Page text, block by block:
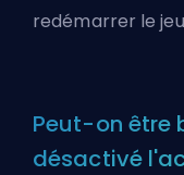
redémarrer le
Peut-on être
désactivé